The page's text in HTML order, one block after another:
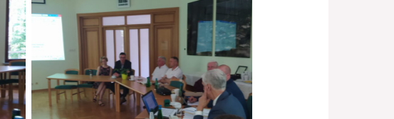
Brak podpisu